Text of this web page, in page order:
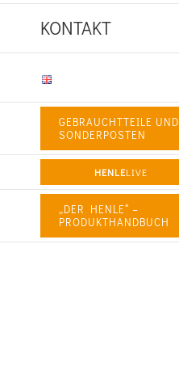
KONTAKT
GEBRAUCHTTEILE UND
SONDERPOSTEN
HENLELIVE
„DER HENLE“ –
PRODUKTHANDBUCH